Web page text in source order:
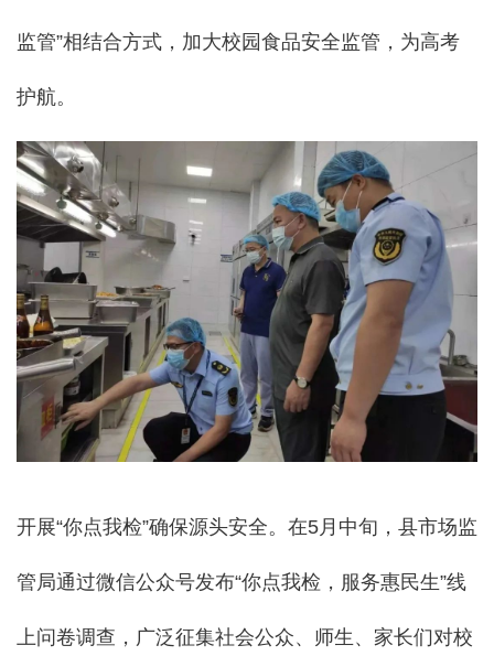
监管”相结合方式，加大校园食品安全监管，为高考
护航。
开展“你点我检”确保源头安全。在5月中旬，县市场监
管局通过微信公众号发布“你点我检，服务惠民生”线
上问卷调查，广泛征集社会公众、师生、家长们对校